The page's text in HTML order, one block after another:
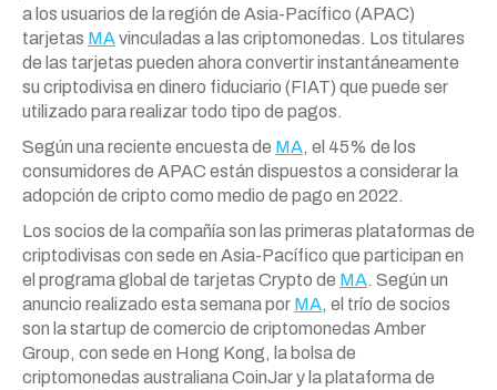
a los usuarios de la región de Asia-Pacífico (APAC)
tarjetas MAvinculadas a las criptomonedas. Los titulares
de las tarjetas pueden ahora convertir instantáneamente
su criptodivisa en dinero fiduciario (FIAT) que puede ser
utilizado para realizar todo tipo de pagos.
Según una reciente encuesta de MA, el 45% de los
consumidores de APAC están dispuestos a considerar la
adopción de cripto como medio de pago en 2022.
Los socios de la compañía son las primeras plataformas de
criptodivisas con sede en Asia-Pacífico que participan en
el programa global de tarjetas Crypto de MA. Según un
anuncio realizado esta semana por MA, el trío de socios
son la startup de comercio de criptomonedas Amber
Group, con sede en Hong Kong, la bolsa de
criptomonedas australiana CoinJar y la plataforma de